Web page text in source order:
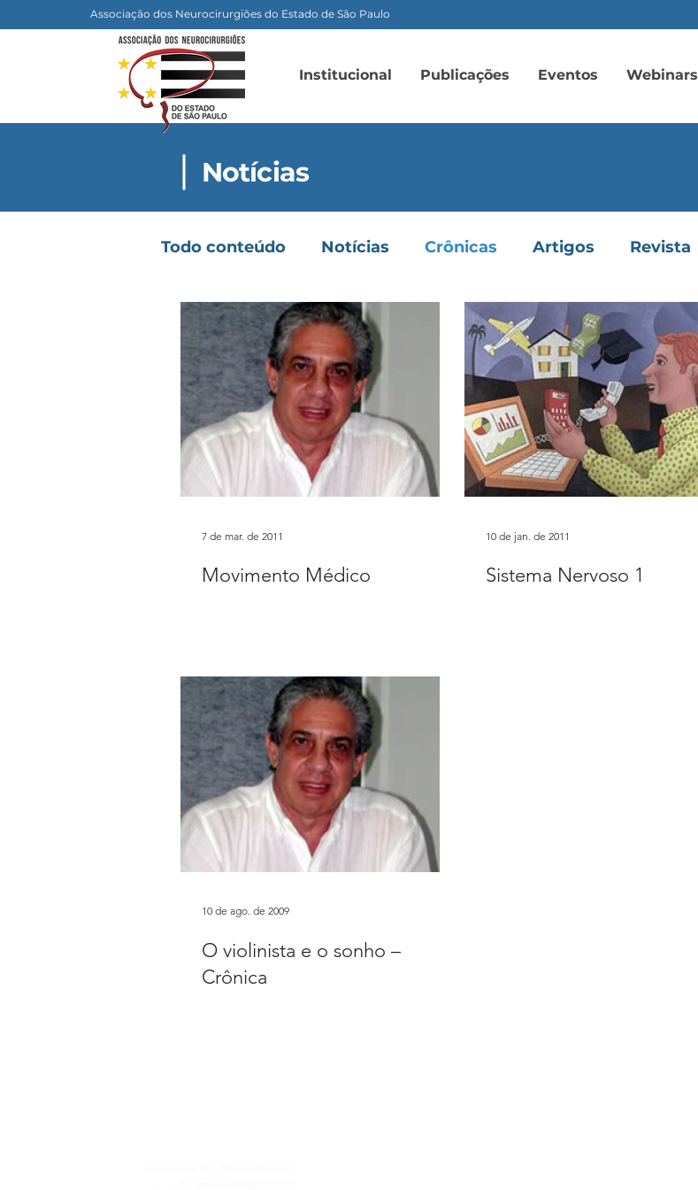
Associação dos Neurocirurgiões do Estado de São Paulo
Institucional Publicações Eventos Webinars
Notícias
Todo conteúdo Notícias Crônicas Artigos Revista
Movimento Médico
7 de mar. de 2011
Sistema Nervoso 1
10 de jan. de 2011
O violinista e o sonho –
Crônica
10 de ago. de 2009